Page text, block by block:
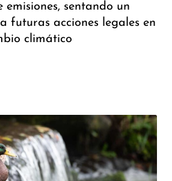
emisiones, sentando un
futuras acciones legales en
climático